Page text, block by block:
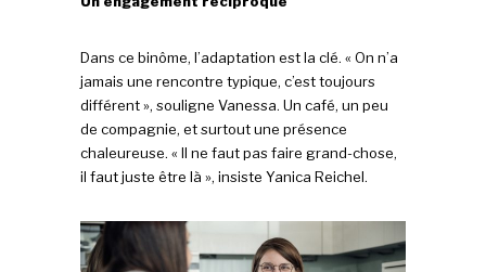
Dans ce binôme, l’adaptation est la clé. « On n’a
jamais une rencontre typique, c’est toujours
différent », souligne Vanessa. Un café, un peu
de compagnie, et surtout une présence
chaleureuse. « Il ne faut pas faire grand-chose,
il faut juste être là », insiste Yanica Reichel.